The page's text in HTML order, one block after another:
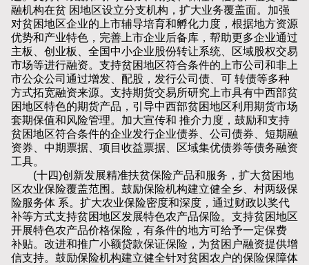
融机构在贫 困地区设立分支机构，扩大业务覆盖面。加强
对贫困地区企业的上市辅导培育和孵化力度，根据地方资源
优势和产业特色，完善上市企业后备库，帮助更多企业通过
主板、创业板、全国中小企业股份转让系统、区域股权交易
市场等进行融资。支持贫困地区符合条件的上市公司和非上
市公众公司通过增发、配股，发行公司债、可 转债等多种
方式拓宽融资来源。支持期货交易所研究上市具有中西部贫
困地区特色的期货产品，引导中西部贫困地区利用期货市场
套期保值和风险管理。加大宣传和 推介力度，鼓励和支持
贫困地区符合条件的企业发行企业债券、公司债券、短期融
资券、中期票据、项目收益票据、区域集优债券等债务融资
工具。
(十四)创新发展精准扶贫保险产品和服务，扩大贫困地
区农业保险覆盖范围。鼓励保险机构建立健全乡、村两级保
险服务体 系。扩大农业保险密度和深度，通过财政以奖代
补等方式支持贫困地区发展特色农产品保险。支持贫困地区
开展特色农产品价格保险，有条件的地方可给予一定保费
补贴。改进和推广小额贷款保证保险，为贫困户融资提供增
信支持。鼓励保险机构建立健全针对贫困农户的保险保障体